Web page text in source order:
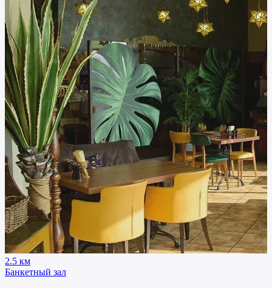
2.5 км
Банкетный зал